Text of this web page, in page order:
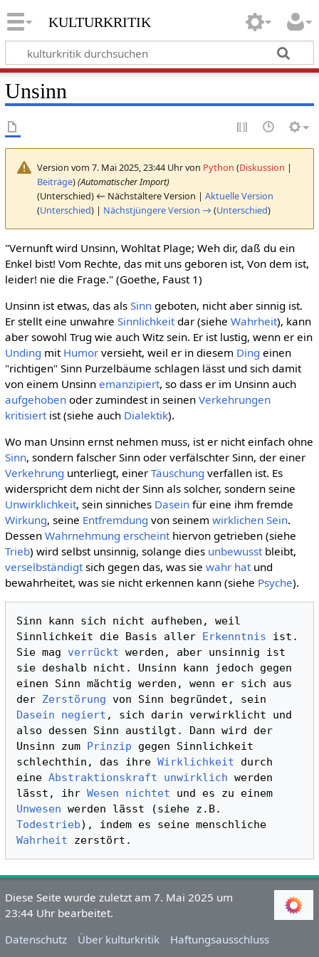
kulturkritik
Unsinn
Version vom 7. Mai 2025, 23:44 Uhr von Python (Diskussion |
Beiträge)(Automatischer Import)
(Unterschied) ← Nächstältere Version | Aktuelle Version
(Unterschied) | Nächstjüngere Version → (Unterschied)
"Vernunft wird Unsinn, Wohltat Plage; Weh dir, daß du ein
Enkel bist! Vom Rechte, das mit uns geboren ist, Von dem ist,
leider! nie die Frage." (Goethe, Faust 1)
Unsinn ist etwas, das als Sinngeboten, nicht aber sinnig ist.
Er stellt eine unwahre Sinnlichkeitdar (siehe Wahrheit), kann
aber sowohl Trug wie auch Witz sein. Er ist lustig, wenn er ein
Unding mit Humorversieht, weil er in diesem Ding einen
"richtigen" Sinn Purzelbäume schlagen lässt und sich damit
von einem Unsinn emanzipiert, so dass er im Unsinn auch
aufgehobenoder zumindest in seinen Verkehrungen
kritisiertist (siehe auch Dialektik).
Wo man Unsinn ernst nehmen muss, ist er nicht einfach ohne
Sinn, sondern falscher Sinn oder verfälschter Sinn, der einer
Verkehrung unterliegt, einer Täuschung verfallen ist. Es
widerspricht dem nicht der Sinn als solcher, sondern seine
Unwirklichkeit, sein sinniches Daseinfür eine ihm fremde
Wirkung, seine Entfremdung von seinem wirklichen Sein.
Dessen Wahrnehmung erscheinthiervon getrieben (siehe
Trieb) wird selbst unsinnig, solange dies unbewusstbleibt,
verselbständigtsich gegen das, was sie wahr hatund
bewahrheitet, was sie nicht erkennen kann (siehe Psyche).
Sinn kann sich nicht aufheben, weil
Sinnlichkeit die Basis aller Erkenntnis ist.
Sie mag verrückt werden, aber unsinnig ist
sie deshalb nicht. Unsinn kann jedoch gegen
einen Sinn mächtig werden, wenn er sich aus
der Zerstörung
Dasein
negiert , sich darin verwirklicht und
also dessen Sinn austilgt. Dann wird der
Unsinn zum Prinzip gegen Sinnlichkeit
schlechthin, das ihre Wirklichkeit durch
eine Abstraktionskraft unwirklich werden
lässt, ihr Wesen nichtet
Unwesen
Todestrieb
Wahrheit
Diese Seite wurde zuletzt am 7. Mai 2025 um
23:44 Uhr bearbeitet.
Datenschutz
Über kulturkritik Haftungsausschluss